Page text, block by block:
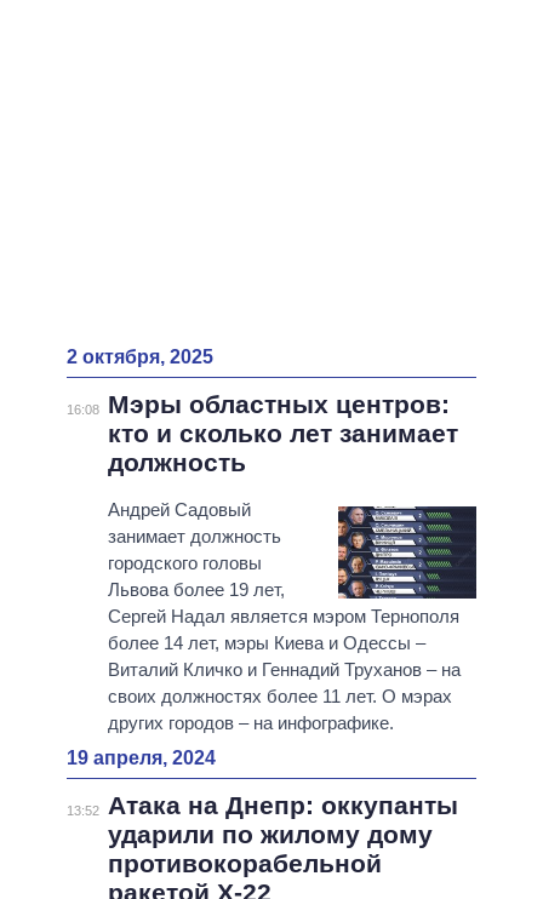
2 октября, 2025
16:08
Мэры областных центров:
кто и сколько лет занимает
должность
Андрей Садовый
занимает должность
городского головы
Львова более 19 лет,
Сергей Надал является мэром Тернополя
более 14 лет, мэры Киева и Одессы –
Виталий Кличко и Геннадий Труханов – на
своих должностях более 11 лет. О мэрах
других городов – на инфографике.
19 апреля, 2024
13:52
Атака на Днепр: оккупанты
ударили по жилому дому
противокорабельной
ракетой Х-22